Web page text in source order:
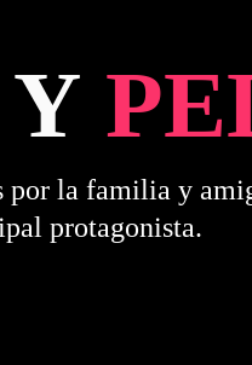
Y
por la familia y
protagonista.